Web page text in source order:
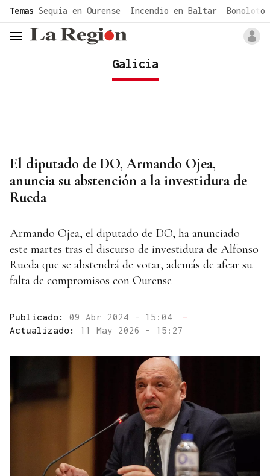
common.go-to-content
Temas Sequía en Ourense Incendio en Baltar Bonoloto
header.menu.open
Galicia
El diputado de DO, Armando Ojea,
anuncia su abstención a la investidura de
Rueda
Armando Ojea, el diputado de DO, ha anunciado
este martes tras el discurso de investidura de Alfonso
Rueda que se abstendrá de votar, además de afear su
falta de compromisos con Ourense
Publicado: 09 Abr 2024 - 15:04
—
Actualizado: 11 May 2026 - 15:27